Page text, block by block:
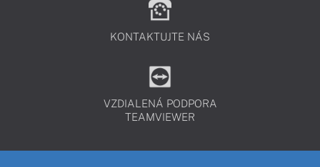
KONTAKTUJTE NÁS
VZDIALENÁ PODPORA
TEAMVIEWER